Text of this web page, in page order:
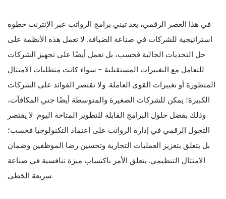
في هذا العصر الرقمي، يعد تبني برامج الرواتب عبر الإنترنت خطوة
استراتيجية للشركات في صناعة الضيافة. لا تعمل هذه الأنظمة على
حل التحديات الحالية فحسب، بل تعمل أيضًا على تجهيز الشركات
للتعامل مع التغييرات المستقبلية - سواء كانت متطلبات الامتثال
المتطورة أو تغييرات القوى العاملة. ولا تقتصر الفوائد على الشركات
الكبيرة؛ يمكن للشركات الصغيرة والمتوسطة أيضًا جني المكافآت،
وذلك بفضل حلول البرامج القابلة للتطوير المتاحة اليوم. لا يقتصر
التحول الرقمي في إدارة الرواتب على اعتماد التكنولوجيا فحسب؛
بل يتعلق بتعزيز العمليات التجارية وتحسين رضا الموظفين وضمان
الامتثال التنظيمي. يتعلق الأمر باكتساب ميزة تنافسية في صناعة
سريعة الخطى.